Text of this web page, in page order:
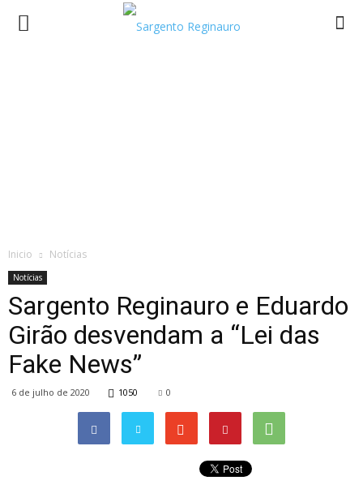
Inicio Notícias
Notícias
Sargento Reginauro e Eduardo
Girão desvendam a “Lei das
Fake News”
6 de julho de 2020 1050 0